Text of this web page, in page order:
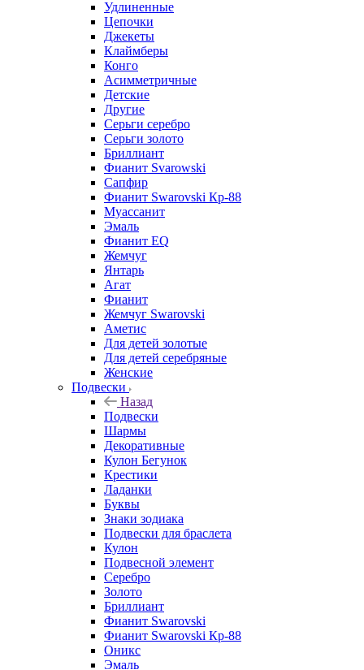
Удлиненные
Цепочки
Джекеты
Клаймберы
Конго
Асимметричные
Детские
Другие
Серьги серебро
Серьги золото
Бриллиант
Фианит Svarowski
Сапфир
Фианит Swarovski Кр-88
Муассанит
Эмаль
Фианит EQ
Жемчуг
Янтарь
Агат
Фианит
Жемчуг Swarovski
Аметис
Для детей золотые
Для детей серебряные
Женские
Подвески
Назад
Подвески
Шармы
Декоративные
Кулон Бегунок
Крестики
Ладанки
Буквы
Знаки зодиака
Подвески для браслета
Кулон
Подвесной элемент
Серебро
Золото
Бриллиант
Фианит Swarovski
Фианит Swarovski Кр-88
Оникс
Эмаль